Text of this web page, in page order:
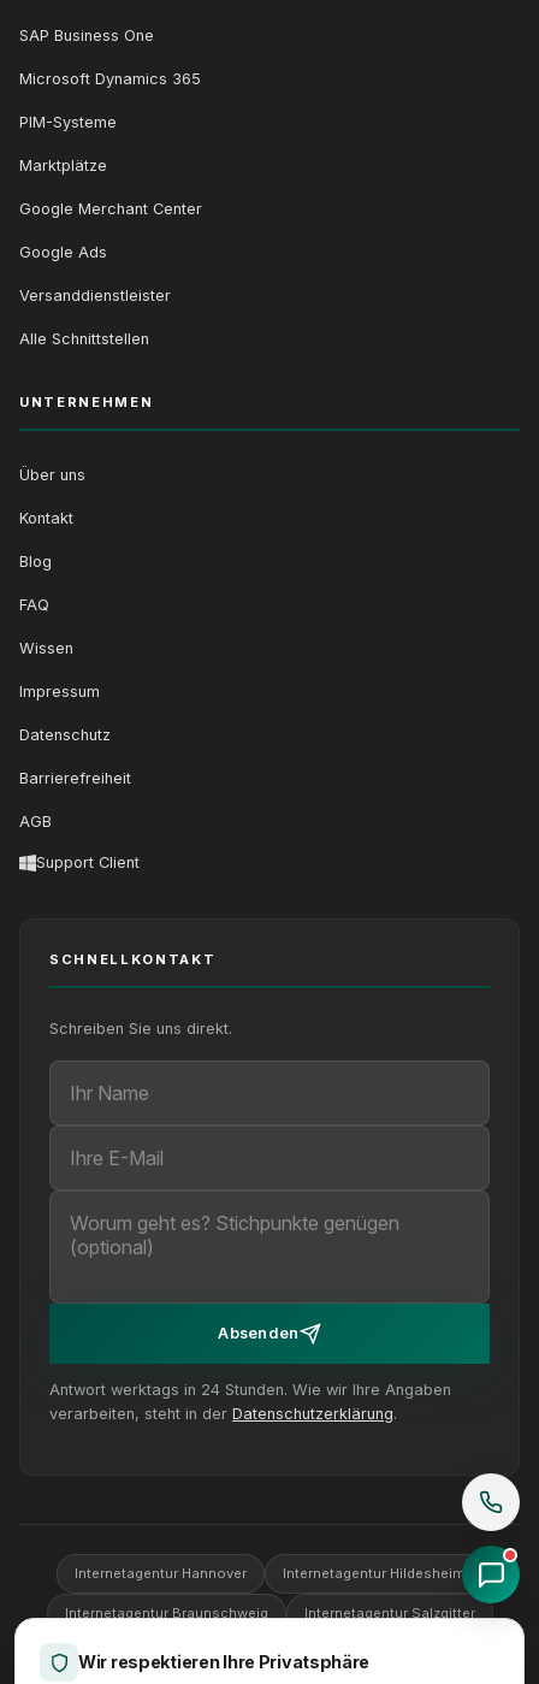
SAP Business One
Microsoft Dynamics 365
PIM-Systeme
Marktplätze
Google Merchant Center
Google Ads
Versanddienstleister
Alle Schnittstellen
UNTERNEHMEN
Über uns
Kontakt
Blog
FAQ
Wissen
Impressum
Datenschutz
Barrierefreiheit
AGB
Support Client
SCHNELLKONTAKT
Schreiben Sie uns direkt.
Ihr Name
Ihre E-Mail
Ihre Nachricht (optional)
Absenden
Antwort werktags in 24 Stunden. Wie wir Ihre Angaben
verarbeiten, steht in der Datenschutzerklärung.
Internetagentur Hannover Internetagentur Hildesheim
Internetagentur Braunschweig Internetagentur Salzgitter
Internetagentur Wolfsburg Internetagentur Göttingen
Wir respektieren Ihre Privatsphäre